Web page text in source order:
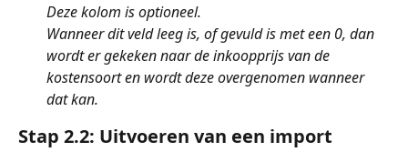
Deze kolom is optioneel.
Wanneer dit veld leeg is, of gevuld is met een 0, dan
wordt er gekeken naar de inkoopprijs van de
kostensoort en wordt deze overgenomen wanneer
dat kan.
Stap 2.2: Uitvoeren van een import